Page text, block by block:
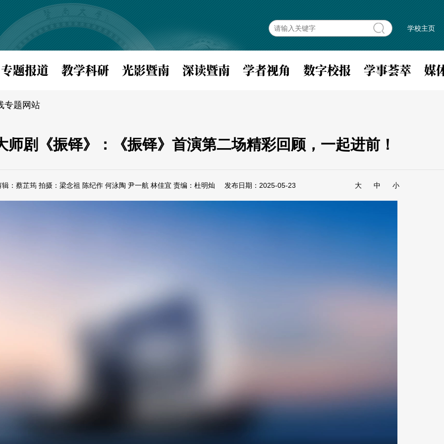
学校主页
专题报道 教学科研 光影暨南 深读暨南 学者视角 数字校报 学事荟萃 媒
专题网站
师剧《振铎》：《振铎》首演第二场精彩回顾，一起进前！
：蔡芷筠 拍摄：梁念祖 陈纪作 何泳陶 尹一航 林佳宜 责编：杜明灿 发布日期：2025-05-23 大 中 小